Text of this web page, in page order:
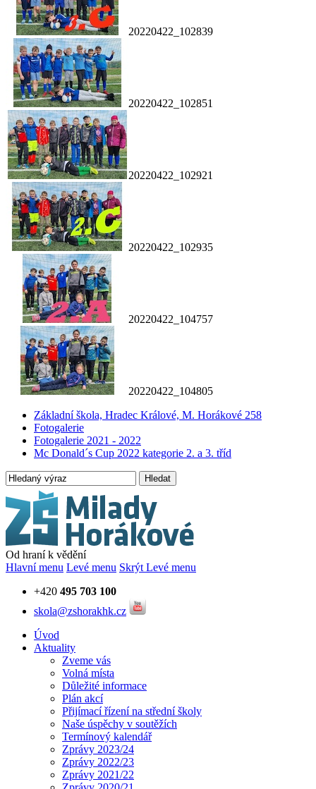
20220422_102839
20220422_102851
20220422_102921
20220422_102935
20220422_104757
20220422_104805
Základní škola, Hradec Králové, M. Horákové 258
Fotogalerie
Fotogalerie 2021 - 2022
Mc Donald´s Cup 2022 kategorie 2. a 3. tříd
Hledat
Od hraní k vědění
Hlavní menu Levé menu Skrýt Levé menu
+420 495 703 100
skola@zshorakhk.cz
Úvod
Aktuality
Zveme vás
Volná místa
Důležité informace
Plán akcí
Přijímací řízení na střední školy
Naše úspěchy v soutěžích
Termínový kalendář
Zprávy 2023/24
Zprávy 2022/23
Zprávy 2021/22